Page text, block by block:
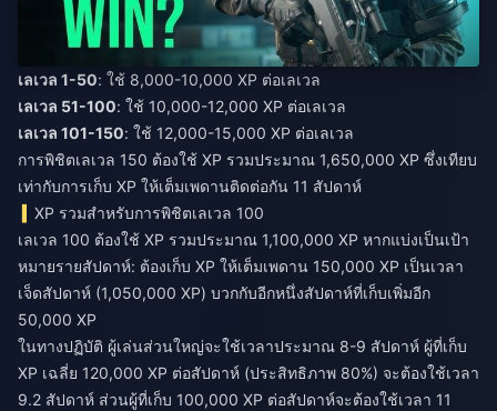
เลเวล 1-50: ใช้ 8,000-10,000 XP ต่อเลเวล
เลเวล 51-100: ใช้ 10,000-12,000 XP ต่อเลเวล
เลเวล 101-150: ใช้ 12,000-15,000 XP ต่อเลเวล
การพิชิตเลเวล 150 ต้องใช้ XP รวมประมาณ 1,650,000 XP ซึ่งเทียบ
เท่ากับการเก็บ XP ให้เต็มเพดานติดต่อกัน 11 สัปดาห์
XP รวมสำหรับการพิชิตเลเวล 100
เลเวล 100 ต้องใช้ XP รวมประมาณ 1,100,000 XP หากแบ่งเป็นเป้า
หมายรายสัปดาห์: ต้องเก็บ XP ให้เต็มเพดาน 150,000 XP เป็นเวลา
เจ็ดสัปดาห์ (1,050,000 XP) บวกกับอีกหนึ่งสัปดาห์ที่เก็บเพิ่มอีก
50,000 XP
ในทางปฏิบัติ ผู้เล่นส่วนใหญ่จะใช้เวลาประมาณ 8-9 สัปดาห์ ผู้ที่เก็บ
XP เฉลี่ย 120,000 XP ต่อสัปดาห์ (ประสิทธิภาพ 80%) จะต้องใช้เวลา
9.2 สัปดาห์ ส่วนผู้ที่เก็บ 100,000 XP ต่อสัปดาห์จะต้องใช้เวลา 11